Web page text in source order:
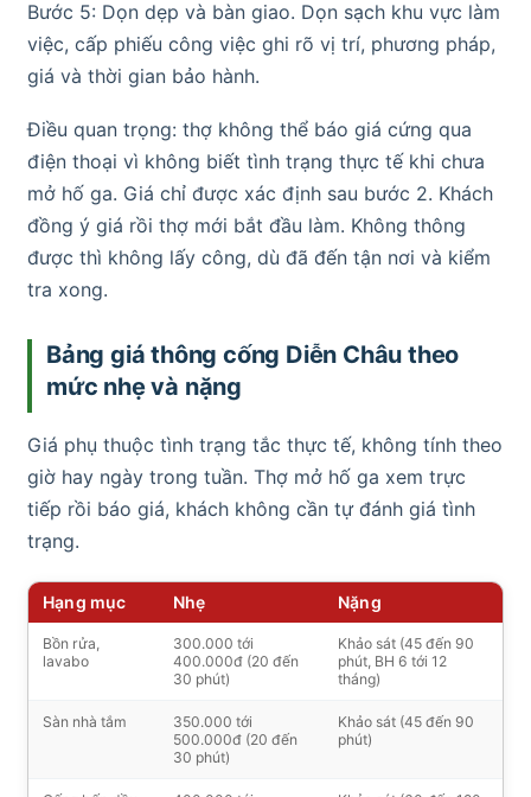
Bước 5: Dọn dẹp và bàn giao. Dọn sạch khu vực làm
việc, cấp phiếu công việc ghi rõ vị trí, phương pháp,
giá và thời gian bảo hành.
Điều quan trọng: thợ không thể báo giá cứng qua
điện thoại vì không biết tình trạng thực tế khi chưa
mở hố ga. Giá chỉ được xác định sau bước 2. Khách
đồng ý giá rồi thợ mới bắt đầu làm. Không thông
được thì không lấy công, dù đã đến tận nơi và kiểm
tra xong.
Bảng giá thông cống Diễn Châu theo
mức nhẹ và nặng
Giá phụ thuộc tình trạng tắc thực tế, không tính theo
giờ hay ngày trong tuần. Thợ mở hố ga xem trực
tiếp rồi báo giá, khách không cần tự đánh giá tình
trạng.
Hạng mục Nhẹ Nặng
Bồn rửa,
lavabo
300.000 tới
400.000đ (20 đến
30 phút)
Khảo sát (45 đến 90
phút, BH 6 tới 12
tháng)
Sàn nhà tắm
350.000 tới
500.000đ (20 đến
30 phút)
Khảo sát (45 đến 90
phút)